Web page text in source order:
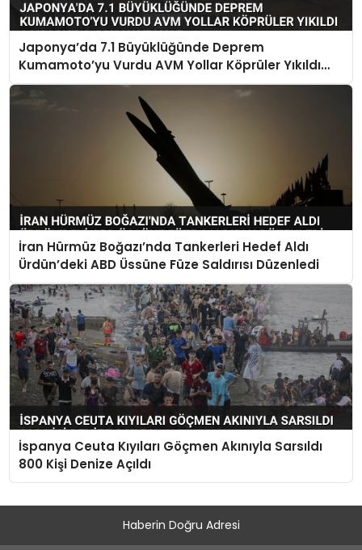
Japonya’da 7.1 Büyüklüğünde Deprem
Kumamoto’yu Vurdu AVM Yollar Köprüler Yıkıldı
Çok Sayıda Can Kaybı Var
İran Hürmüz Boğazı’nda Tankerleri Hedef Aldı
Ürdün’deki ABD Üssüne Füze Saldırısı Düzenledi
İspanya Ceuta Kıyıları Göçmen Akınıyla Sarsıldı
800 Kişi Denize Açıldı
Haberin Doğru Adresi